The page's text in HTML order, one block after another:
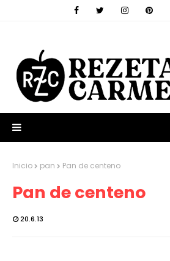
Inicio pan Pan de centeno
Pan de centeno
20.6.13